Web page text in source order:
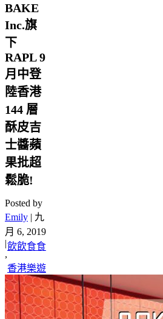
BAKE
Inc.旗
下
RAPL 9
月中登
陸香港
144 層
酥皮吉
士醬蘋
果批超
鬆脆!
Posted by
Emily | 九
月 6, 2019
|飲飲食食
,
香港樂遊